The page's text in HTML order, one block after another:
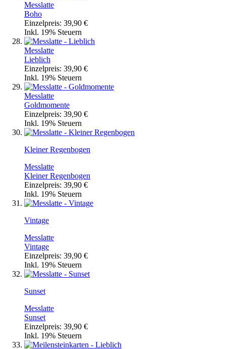
Messlatte
Boho
Einzelpreis: 39,90 €
Inkl. 19% Steuern
Messlatte
Lieblich
Einzelpreis: 39,90 €
Inkl. 19% Steuern
Messlatte
Goldmomente
Einzelpreis: 39,90 €
Inkl. 19% Steuern
Kleiner Regenbogen
Messlatte
Kleiner Regenbogen
Einzelpreis: 39,90 €
Inkl. 19% Steuern
Vintage
Messlatte
Vintage
Einzelpreis: 39,90 €
Inkl. 19% Steuern
Sunset
Messlatte
Sunset
Einzelpreis: 39,90 €
Inkl. 19% Steuern